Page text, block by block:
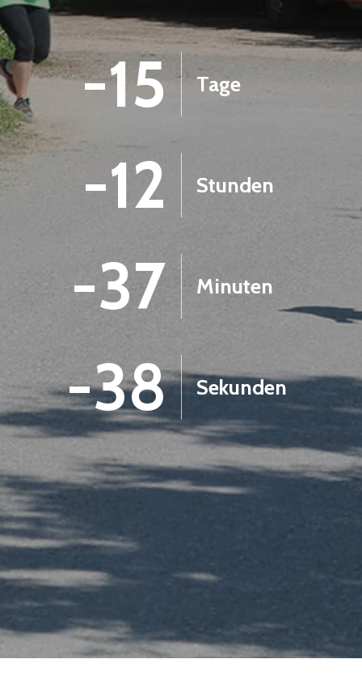
-15 Tage
-12 Stunden
-37 Minuten
-39 Sekunden